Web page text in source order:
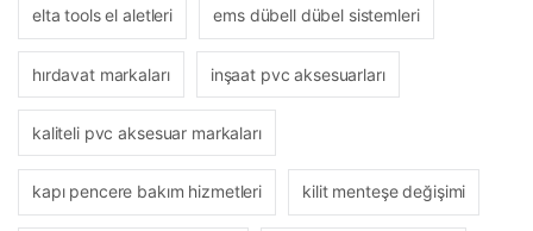
elta tools el aletleri ems dübell dübel sistemleri
hırdavat markaları inşaat pvc aksesuarları
kaliteli pvc aksesuar markaları
kapı pencere bakım hizmetleri kilit menteşe değişimi